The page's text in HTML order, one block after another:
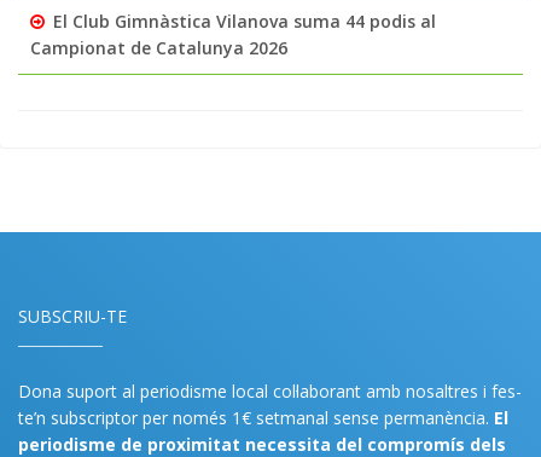
El Club Gimnàstica Vilanova suma 44 podis al
Campionat de Catalunya 2026
SUBSCRIU-TE
Dona suport al periodisme local col·laborant amb nosaltres i fes-
te’n subscriptor per només 1€ setmanal sense permanència. El
periodisme de proximitat necessita del compromís dels